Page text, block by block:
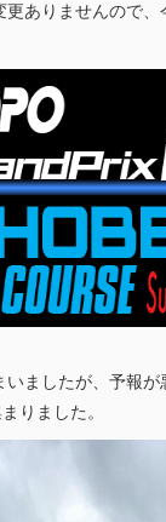
更ありませんので
ましたが、予報
りました。